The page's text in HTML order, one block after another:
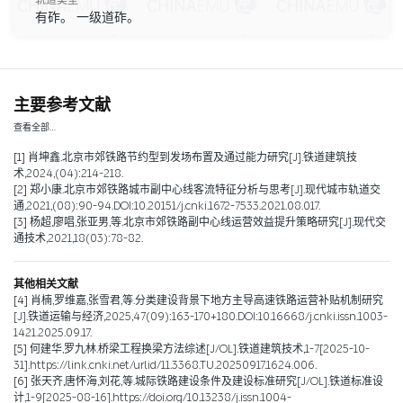
有砟。 一级道砟。
主要参考文献
查看全部…
[1] 肖坤鑫.北京市郊铁路节约型到发场布置及通过能力研究[J].铁道建筑技
术,2024,(04):214-218.
[2] 郑小康.北京市郊铁路城市副中心线客流特征分析与思考[J].现代城市轨道交
通,2021,(08):90-94.DOI:10.20151/j.cnki.1672-7533.2021.08.017.
[3] 杨超,廖唱,张亚男,等.北京市郊铁路副中心线运营效益提升策略研究[J].现代交
通技术,2021,18(03):78-82.
其他相关文献
[4] 肖楠,罗维嘉,张雪君,等.分类建设背景下地方主导高速铁路运营补贴机制研究
[J].铁道运输与经济,2025,47(09):163-170+180.DOI:10.16668/j.cnki.issn.1003-
1421.2025.09.17.
[5] 何建华,罗九林.桥梁工程换梁方法综述[J/OL].铁道建筑技术,1-7[2025-10-
31].https://link.cnki.net/urlid/11.3368.TU.20250917.1624.006.
[6] 张天齐,唐怀海,刘花,等.城际铁路建设条件及建设标准研究[J/OL].铁道标准设
计,1-9[2025-08-16].https://doi.org/10.13238/j.issn.1004-